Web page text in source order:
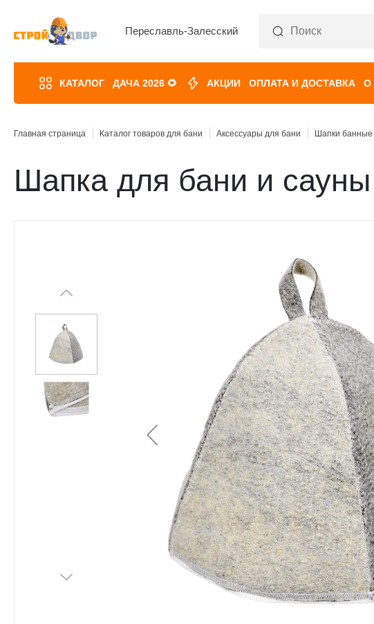
Переславль-Залесский
КАТАЛОГ ДАЧА 2026 🌻 АКЦИИ ОПЛАТА И ДОСТАВКА О
Главная страница Каталог товаров для бани Аксессуары для бани Шапки банные
Шапка для бани и